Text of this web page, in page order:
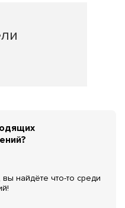
найдёте что-то среди